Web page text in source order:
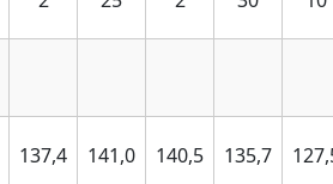
137,4 141,0 140,5 135,7